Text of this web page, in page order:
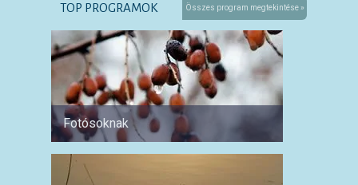
TOP PROGRAMOK Összes program megtekintése »
Fotósoknak